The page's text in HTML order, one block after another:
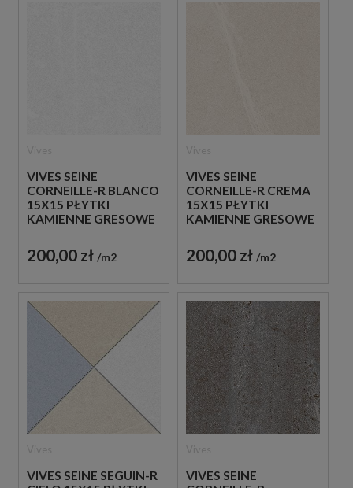
VIVES SEINE
CORNEILLE-R BLANCO
15X15 PŁYTKI
KAMIENNE GRESOWE
200,00 zł m2
VIVES SEINE
CORNEILLE-R CREMA
15X15 PŁYTKI
KAMIENNE GRESOWE
200,00 zł m2
VIVES SEINE SEGUIN-R
VIVES SEINE